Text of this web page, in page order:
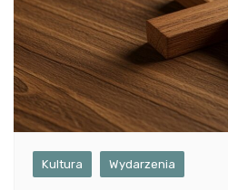
Kultura Wydarzenia